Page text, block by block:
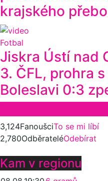
krajského
Fotbal
Jiskra Ústí nad
3. ČFL, prohra
Boleslavi 0:3
3,124FanoušciTo se mi líbí
2,780OdběrateléOdebírat
Kam v regionu